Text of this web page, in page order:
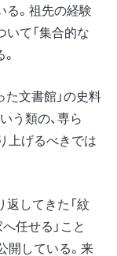
。祖先の経験
て「集合的な
た文書館」の史料
う類の、専ら
上げるべきでは
してきた「紋
任せる」こと
開している。来